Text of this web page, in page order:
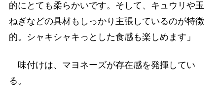
的にとても柔らかいです。そして、キュウリや玉
ねぎなどの具材もしっかり主張しているのが特徴
的。シャキシャキっとした食感も楽しめます」
味付けは、マヨネーズが存在感を発揮してい
る。